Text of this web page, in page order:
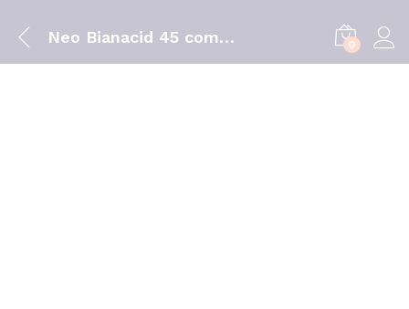
Neo Bianacid 45 comprimidos 0